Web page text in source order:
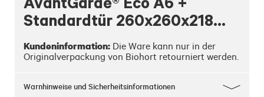
Standardtür 260x260x218
cm, Dunkelgrau-metallic
Kundeninformation: Die Ware kann nur in der
Originalverpackung von Biohort retourniert werden.
Warnhinweise und Sicherheitsinformationen